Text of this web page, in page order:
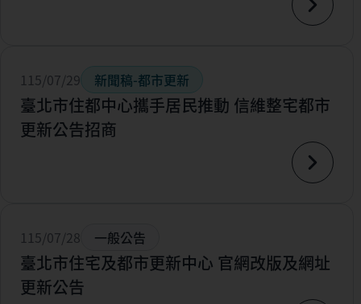
115/07/29 新聞稿-都市更新
臺北市住都中心攜手居民推動 信維整宅都市
更新公告招商
115/07/28 一般公告
臺北市住宅及都市更新中心 官網改版及網址
更新公告